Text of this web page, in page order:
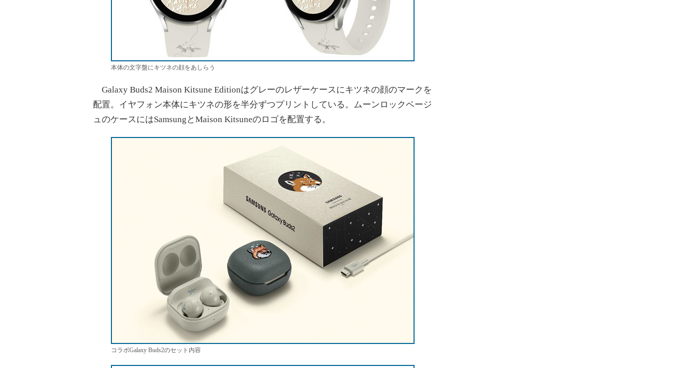
本体の文字盤にキツネの顔をあしらう
Galaxy Buds2 Maison Kitsune Editionはグレーのレザーケースにキツネの顔のマークを
配置。イヤフォン本体にキツネの形を半分ずつプリントしている。ムーンロックベージ
ュのケースにはSamsungとMaison Kitsuneのロゴを配置する。
コラボGalaxy Buds2のセット内容